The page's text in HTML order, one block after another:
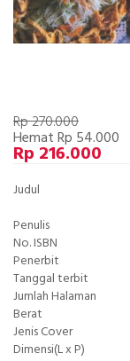
Rp 270.000
Hemat Rp 54.000
Rp 216.000
Judul
Penulis
No. ISBN
Penerbit
Tanggal terbit
Jumlah Halaman
Berat
Jenis Cover
Dimensi(L x P)